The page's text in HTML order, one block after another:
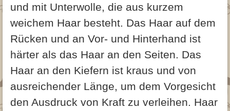
und mit Unterwolle, die aus kurzem
weichem Haar besteht. Das Haar auf dem
Rücken und an Vor- und Hinterhand ist
härter als das Haar an den Seiten. Das
Haar an den Kiefern ist kraus und von
ausreichender Länge, um dem Vorgesicht
den Ausdruck von Kraft zu verleihen. Haar